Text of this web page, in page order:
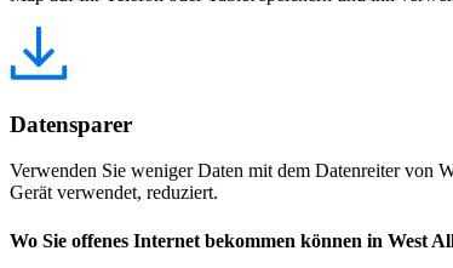
Datensparer
Verwenden Sie weniger Daten mit dem Datenreiter von
Gerät verwendet, reduziert.
Wo Sie offenes Internet bekommen können in West